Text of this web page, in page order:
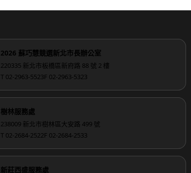
2026 蘇巧慧競選新北市長辦公室
220335 新北市板橋區新府路 88 號 2 樓
T 02-2963-5523F 02-2963-5323
樹林服務處
238009 新北市樹林區大安路 499 號
T 02-2684-2522F 02-2684-2533
新莊西盛服務處